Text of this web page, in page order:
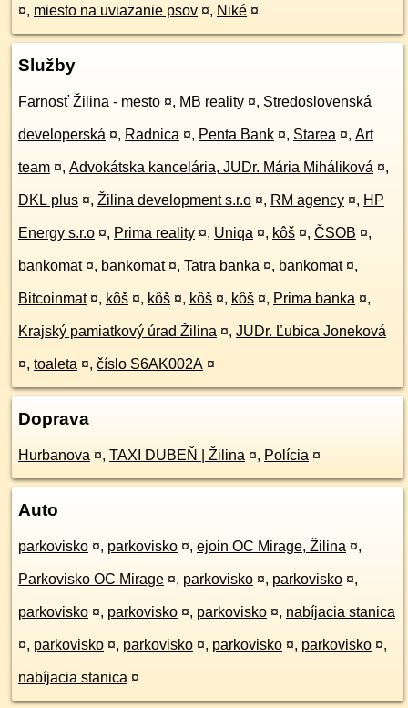
¤, miesto na uviazanie psov ¤, Niké ¤
Služby
Farnosť Žilina - mesto ¤, MB reality ¤, Stredoslovenská
developerská ¤, Radnica ¤, Penta Bank ¤, Starea ¤, Art
team ¤, Advokátska kancelária, JUDr. Mária Miháliková ¤,
DKL plus ¤, Žilina development s.r.o ¤, RM agency ¤, HP
Energy s.r.o ¤, Prima reality ¤, Uniqa ¤, kôš ¤, ČSOB ¤,
bankomat ¤, bankomat ¤, Tatra banka ¤, bankomat ¤,
Bitcoinmat ¤, kôš ¤, kôš ¤, kôš ¤, kôš ¤, Prima banka ¤,
Krajský pamiatkový úrad Žilina ¤, JUDr. Ľubica Joneková
¤, toaleta ¤, číslo S6AK002A ¤
Doprava
Hurbanova ¤, TAXI DUBEŇ | Žilina ¤, Polícia ¤
Auto
parkovisko ¤, parkovisko ¤, ejoin OC Mirage, Žilina ¤,
Parkovisko OC Mirage ¤, parkovisko ¤, parkovisko ¤,
parkovisko ¤, parkovisko ¤, parkovisko ¤, nabíjacia stanica
¤, parkovisko ¤, parkovisko ¤, parkovisko ¤, parkovisko ¤,
nabíjacia stanica ¤